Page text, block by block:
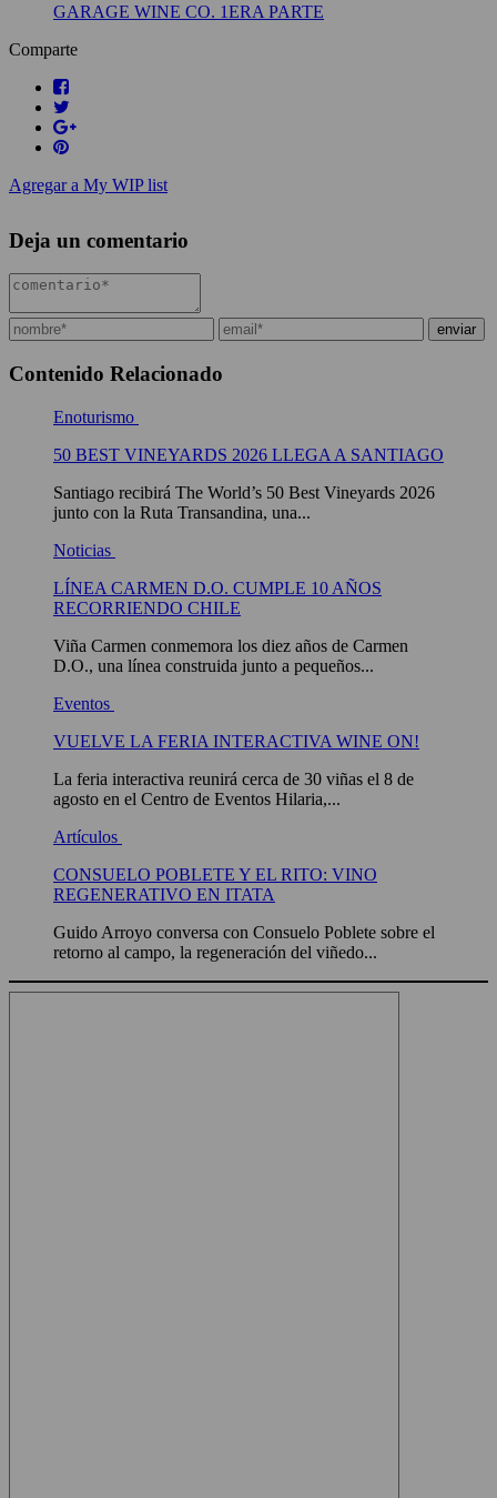
GARAGE WINE CO. 1ERA PARTE
Comparte
Agregar a My WIP list
Deja un comentario
Contenido Relacionado
Enoturismo
50 BEST VINEYARDS 2026 LLEGA A SANTIAGO
Santiago recibirá The World’s 50 Best Vineyards 2026
junto con la Ruta Transandina, una...
Noticias
LÍNEA CARMEN D.O. CUMPLE 10 AÑOS
RECORRIENDO CHILE
Viña Carmen conmemora los diez años de Carmen
D.O., una línea construida junto a pequeños...
Eventos
VUELVE LA FERIA INTERACTIVA WINE ON!
La feria interactiva reunirá cerca de 30 viñas el 8 de
agosto en el Centro de Eventos Hilaria,...
Artículos
CONSUELO POBLETE Y EL RITO: VINO
REGENERATIVO EN ITATA
Guido Arroyo conversa con Consuelo Poblete sobre el
retorno al campo, la regeneración del viñedo...